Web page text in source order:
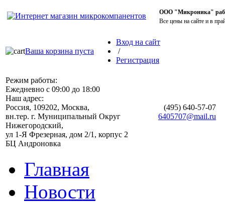
ООО "Микроника"
Все цены на сайте и в
Ваша корзина пуста
Вход на сайт
/
Регистрация
Режим работы:
Ежедневно с 09:00 до 18:00
Наш адрес:
Россия, 109202, Москва,
вн.тер. г. Муниципальный Округ
Нижегородский,
ул 1-Я Фрезерная, дом 2/1, корпус 2
БЦ Андроновка
(495) 640-57-07
6405707@mail.ru
Главная
Новости